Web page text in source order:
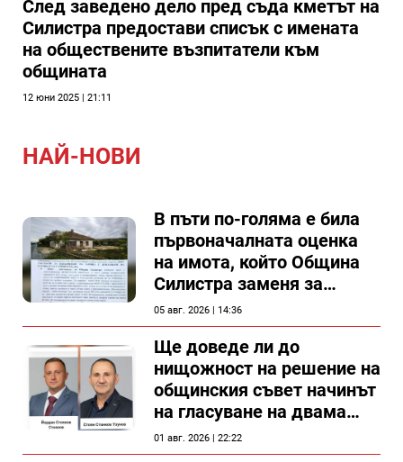
След заведено дело пред съда кметът на
Силистра предостави списък с имената
на обществените възпитатели към
общината
12 юни 2025 | 21:11
НАЙ-НОВИ
В пъти по-голяма е била
първоначалната оценка
на имота, който Община
Силистра заменя за
спирка, показват
документи
05 авг. 2026 | 14:36
Ще доведе ли до
нищожност на решение на
общинския съвет начинът
на гласуване на двама
съветници в Силистра?
01 авг. 2026 | 22:22